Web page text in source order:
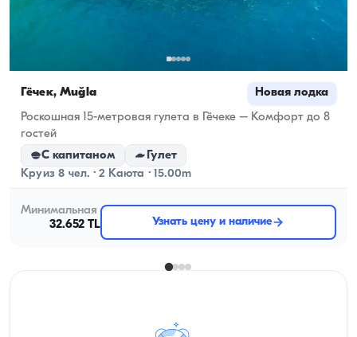
Гёчек, Muğla Новая лодка
Роскошная 15-метровая гулета в Гёчеке – Комфорт до 8
гостей
С капитаном
Гулет
Круиз 8 чел. · 2 Каюта · 15.00m
Минимальная
32.652 TL
Узнать цену и наличие